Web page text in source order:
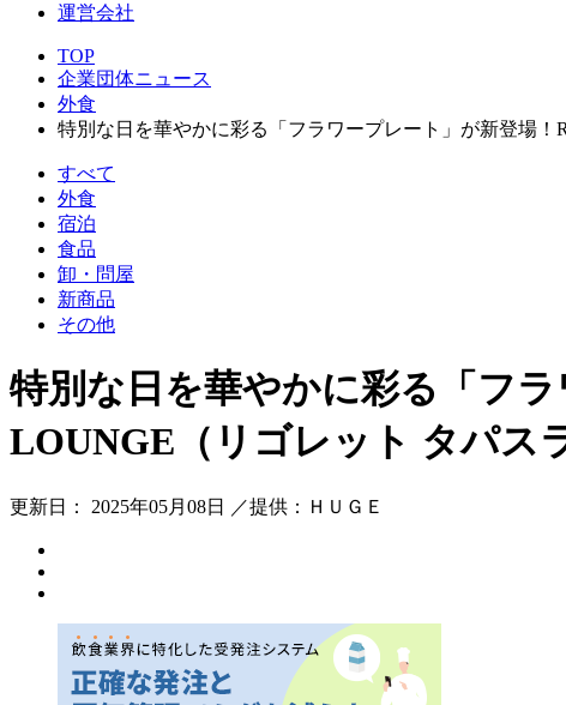
運営会社
TOP
企業団体ニュース
外食
特別な日を華やかに彩る「フラワープレート」が新登場！
すべて
外食
宿泊
食品
卸・問屋
新商品
その他
特別な日を華やかに彩る「フ
LOUNGE（リゴレット タパス
更新日： 2025年05月08日 ／提供：ＨＵＧＥ